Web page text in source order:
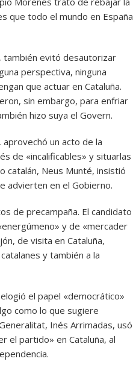
que todo el mundo en España
también evitó desautorizar
perspectiva, ninguna
que actuar en Cataluña.
sin embargo, para enfriar
hizo suya el Govern.
un acto de la
de «incalificables» y situarlas
catalán, Neus Munté, insistió
advierten en el Gobierno.
de precampaña. El candidato
y de «mercader
de visita en Cataluña,
y también a la
el papel «democrático»
como lo que sugiere
Inés Arrimadas, usó
el partido» en Cataluña, al